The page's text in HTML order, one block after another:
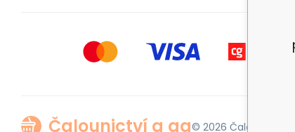
Čalounictví a ga© 2026 Čalounictví